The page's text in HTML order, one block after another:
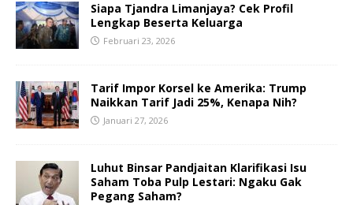
Siapa Tjandra Limanjaya? Cek Profil
Lengkap Beserta Keluarga
Februari 23, 2026
Tarif Impor Korsel ke Amerika: Trump
Naikkan Tarif Jadi 25%, Kenapa Nih?
Januari 27, 2026
Luhut Binsar Pandjaitan Klarifikasi Isu
Saham Toba Pulp Lestari: Ngaku Gak
Pegang Saham?